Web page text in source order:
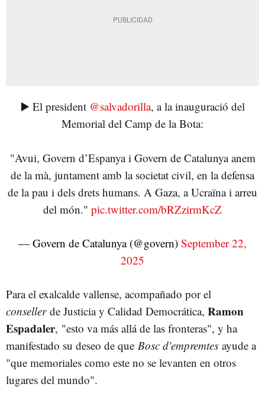
▶️ El president @salvadorilla, a la inauguració del
Memorial del Camp de la Bota:
"Avui, Govern d’Espanya i Govern de Catalunya anem
de la mà, juntament amb la societat civil, en la defensa
de la pau i dels drets humans. A Gaza, a Ucraïna i arreu
del món." pic.twitter.com/bRZzirmKcZ
— Govern de Catalunya (@govern) September 22,
2025
Para el exalcalde vallense, acompañado por el
conseller de Justicia y Calidad Democrática, Ramon
Espadaler, "esto va más allá de las fronteras", y ha
manifestado su deseo de que Bosc d'empremtes ayude a
"que memoriales como este no se levanten en otros
lugares del mundo".